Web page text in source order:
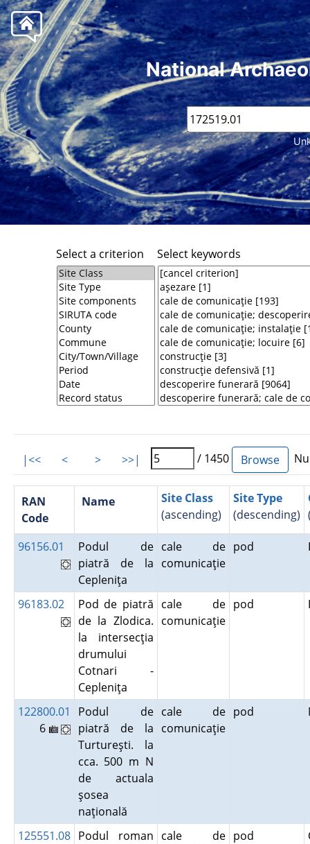
National
Select a criterion Select keywords
|<< < > >>| / 1450
RAN
Code
Name
Site Class
(ascending)
Site Type
(descending)
96156.01
Podul de
piatră de la
Cepleniţa
cale de
comunicaţie
pod
96183.02
Pod de piatră
de la Zlodica.
la intersecţia
drumului
Cotnari -
Cepleniţa
cale de
comunicaţie
pod
122800.01
6
Podul de
piatră de la
Turtureşti. la
cca. 500 m N
de actuala
şosea
naţională
cale de
comunicaţie
pod
125551.08 Podul roman cale de pod